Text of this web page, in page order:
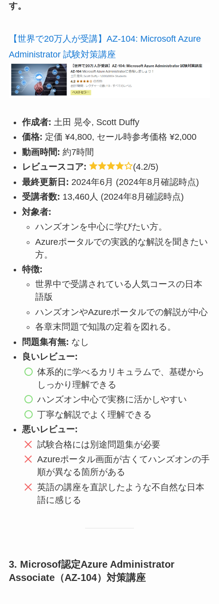
す。
【世界で20万人が受講】AZ-104: Microsoft Azure
Administrator 試験対策講座
作成者: 土田 晃令, Scott Duffy
価格: 定価 ¥4,800, セール時参考価格 ¥2,000
動画時間: 約7時間
レビュースコア:
(4.2/5)
最終更新日: 2024年6月 (2024年8月確認時点)
受講者数: 13,460人 (2024年8月確認時点)
対象者:
ハンズオンを中心に学びたい方。
Azureポータルでの実践的な解説を聞きたい
方。
特徴:
世界中で受講されている人気コースの日本
語版
ハンズオンやAzureポータルでの解説が中心
各章末問題で知識の定着を図れる。
問題集有無: なし
良いレビュー:
体系的に学べるカリキュラムで、基礎から
しっかり理解できる
ハンズオン中心で実務に活かしやすい
丁寧な解説でよく理解できる
悪いレビュー:
試験合格には別途問題集が必要
Azureポータル画面が古くてハンズオンの手
順が異なる箇所がある
英語の講座を直訳したような不自然な日本
語に感じる
3. Microsof認定Azure Administrator
Associate（AZ-104）対策講座